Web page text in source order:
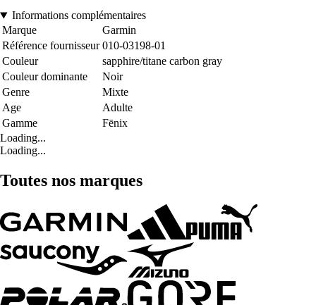
Informations complémentaires
Marque
Garmin
Référence fournisseur 010-03198-01
Couleur
sapphire/titane carbon gray
Couleur dominante
Noir
Genre
Mixte
Age
Adulte
Gamme
Fēnix
Loading...
Loading...
Toutes nos marques